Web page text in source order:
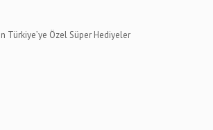
Türkiye’ye Özel Süper Hediyeler